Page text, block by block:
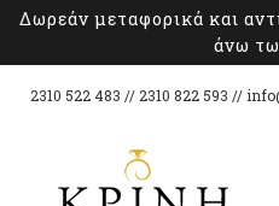
Δωρεάν μεταφορικά και
άνω
2310 522 483 // 2310 822 593 //